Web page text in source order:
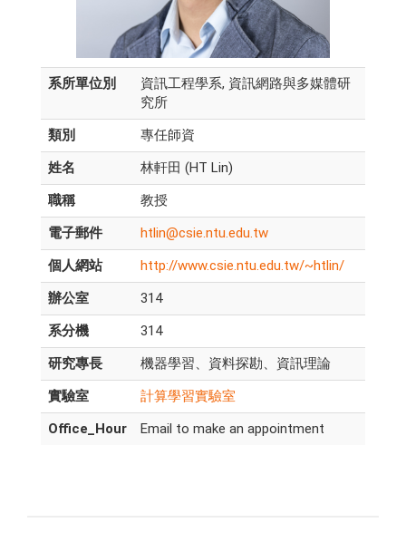
系所單位別
資訊工程學系, 資訊網路與多媒體研
究所
類別
專任師資
姓名
林軒田 (HT Lin)
職稱
教授
電子郵件
htlin@csie.ntu.edu.tw
個人網站
http://www.csie.ntu.edu.tw/~htlin/
辦公室
314
系分機
314
研究專長
機器學習、資料探勘、資訊理論
實驗室
計算學習實驗室
Office_Hour
Email to make an appointment